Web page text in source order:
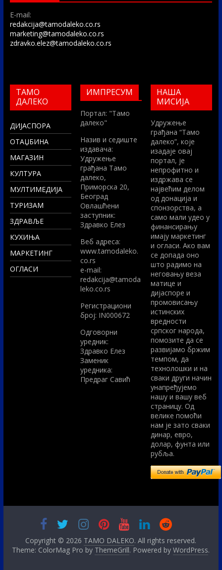
E-mail:
redakcija@tamodaleko.co.rs
marketing@tamodaleko.co.rs
zdravko.elez@tamodaleko.co.rs
ТАМО
ДАЛЕКО
ДИЈАСПОРА
ОТАЏБИНА
МАГАЗИН
КУЛТУРА
МУЛТИМЕДИЈА
ТУРИЗАМ
ЗДРАВЉЕ
КУХИЊА
МАРКЕТИНГ
ОГЛАСИ
ИМПРЕСУМ
Портал: "Тамо
далеко"
Назив и седиште
издавача:
Удружење
грађана Тамо
далеко,
Приморска 20,
Београд
Овлашћени
заступник:
Здравко Елез
Вeб адреса:
www.tamodaleko.
co.rs
e-mail:
redakcija@tamoda
leko.co.rs
Регистрациони
број: IN000672
Одговорни
уредник:
Здравко Елез
Заменик
уредника:
Предраг Савић
НАША
МИСИЈА
Удружење
грађана “Тамо
далеко”, које
изадаје овај
портал, је
непрофитно и
издржава се
највећим делом
од донација и
спонзорства, а
само мали удео у
финансирању
имају маркетинг
и огласи. Ако вам
се допада оно
што радимо на
неговању веза
матице и
дијаспоре и
промовисању
истинских
вредности
српског народа,
помозите да се
развијамо бржим
темпом, да
технолошки и на
сваки други начин
унапређујемо
нашу и вашу веб
страницу. Од
велике помоћи
нам је зато сваки
динар, евро,
долар, фунта или
рубља.
Copyright © 2026 TAMO DALEKO. All rights reserved.
Theme: ColorMag Pro by ThemeGrill. Powered byWordPress.